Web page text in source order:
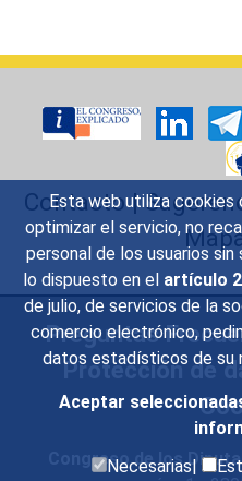
Esta web utiliza cookies
optimizar el servicio, no
personal de los usuarios
lo dispuesto en el artículo
de julio, de servicios de la
comercio electrónico,
datos estadísticos de su
Aceptar
Necesarias|
Contacto|
Preguntas
Protección de
Congreso de los